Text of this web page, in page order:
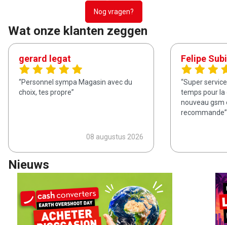
Nog vragen?
Wat onze klanten zeggen
gerard legat
08 augustus 2026
Personnel sympa Magasin avec du
choix, tes propre
Felipe
Super
temps pour
nouveau gsm
recommande
Nieuws